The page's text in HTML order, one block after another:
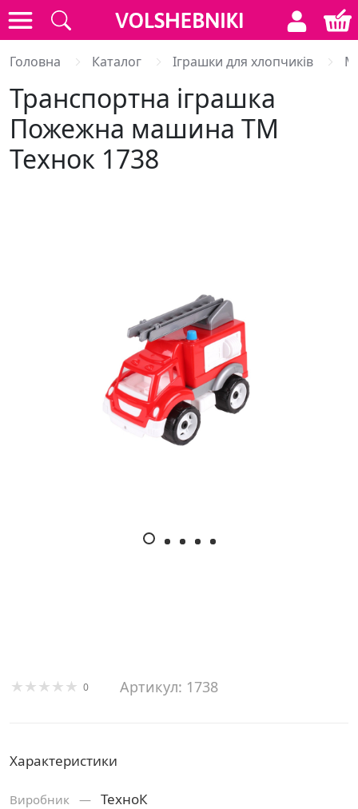
Головна Каталог Іграшки для хлопчиків
Транспортна іграшка
Пожежна машина ТМ
Технок 1738
0 Артикул: 1738
Характеристики
Виробник — ТехноК